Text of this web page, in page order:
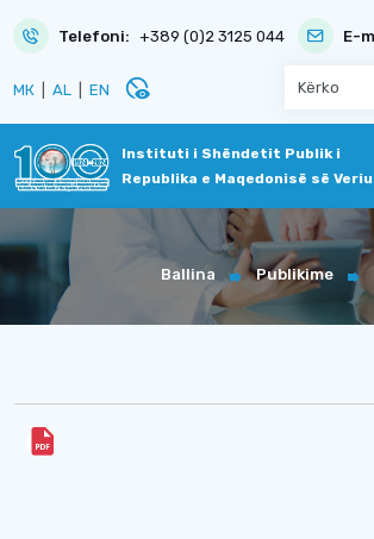
Telefoni: +389 (0)2 3125 044 E-
МК AL EN disabled_visible
Instituti i Shëndetit Publik i
Republika e Maqedonisë së
Ballina Publikime